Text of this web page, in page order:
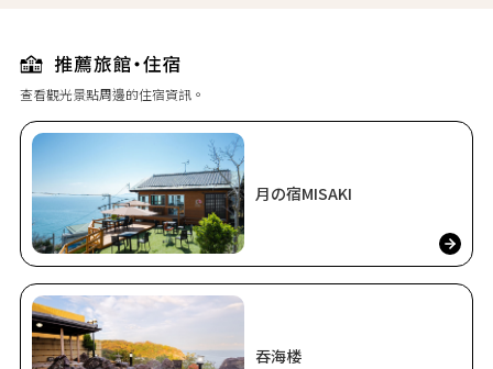
查看觀光景點周邊的住宿資訊。
月の宿MISAKI
吞海楼